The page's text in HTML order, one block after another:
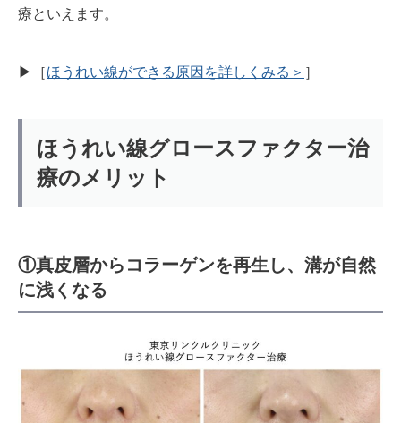
療といえます。
▶︎［ほうれい線ができる原因を詳しくみる＞ ］
ほうれい線グロースファクター治
療のメリット
①真皮層からコラーゲンを再生し、溝が自然
に浅くなる